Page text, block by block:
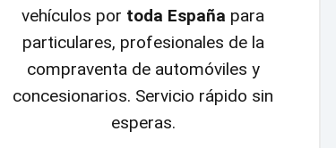
vehículos por toda España para
particulares, profesionales de la
compraventa de automóviles y
concesionarios. Servicio rápido sin
esperas.